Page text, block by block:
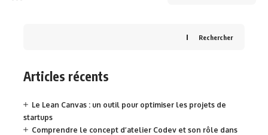
Rechercher
Articles récents
Le Lean Canvas : un outil pour optimiser les projets de
startups
Comprendre le concept d’atelier Codev et son rôle dans